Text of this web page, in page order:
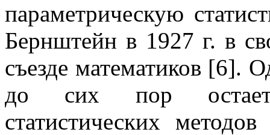
параметрическую
Бернштейн в 1927 г. в
съезде математиков [6].
до сих пор
статистических